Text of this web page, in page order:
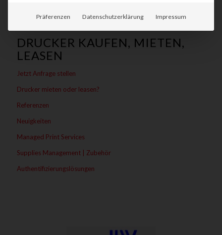
DRUCKER KAUFEN, MIETEN,
LEASEN
Jetzt Anfrage stellen
Drucker mieten oder leasen?
Referenzen
Neuigkeiten
Managed Print Services
Supplies Management | Zubehör
Authentifizierungslösungen
Präferenzen Datenschutzerklärung Impressum